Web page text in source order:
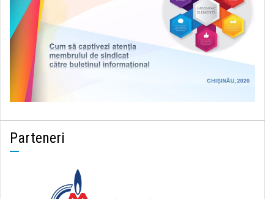
Parteneri